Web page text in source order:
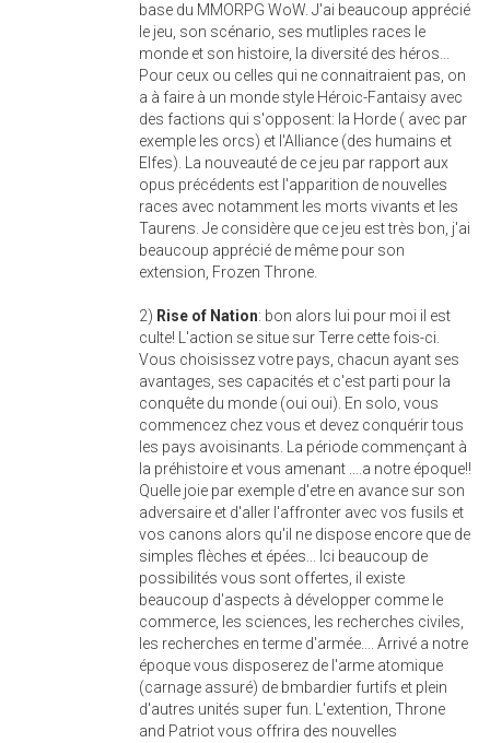
base du MMORPG WoW. J'ai beaucoup apprécié
le jeu, son scénario, ses mutliples races le
monde et son histoire, la diversité des héros...
Pour ceux ou celles qui ne connaitraient pas, on
a à faire à un monde style Héroic-Fantaisy avec
des factions qui s'opposent: la Horde ( avec par
exemple les orcs) et l'Alliance (des humains et
Elfes). La nouveauté de ce jeu par rapport aux
opus précédents est l'apparition de nouvelles
races avec notamment les morts vivants et les
Taurens. Je considère que ce jeu est très bon, j'ai
beaucoup apprécié de même pour son
extension, Frozen Throne.
2) Rise of Nation: bon alors lui pour moi il est
culte! L'action se situe sur Terre cette fois-ci.
Vous choisissez votre pays, chacun ayant ses
avantages, ses capacités et c'est parti pour la
conquête du monde (oui oui). En solo, vous
commencez chez vous et devez conquérir tous
les pays avoisinants. La période commençant à
la préhistoire et vous amenant ....a notre époque!!
Quelle joie par exemple d'etre en avance sur son
adversaire et d'aller l'affronter avec vos fusils et
vos canons alors qu'il ne dispose encore que de
simples flèches et épées... Ici beaucoup de
possibilités vous sont offertes, il existe
beaucoup d'aspects à développer comme le
commerce, les sciences, les recherches civiles,
les recherches en terme d'armée.... Arrivé a notre
époque vous disposerez de l'arme atomique
(carnage assuré) de bmbardier furtifs et plein
d'autres unités super fun. L'extention, Throne
and Patriot vous offrira des nouvelles